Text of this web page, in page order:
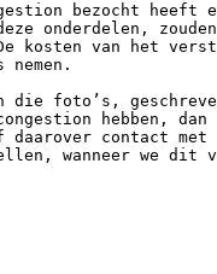
bezocht heeft
onderdelen,
kosten van het
die foto’s,
hebben, dan
contact met
wanneer we dit